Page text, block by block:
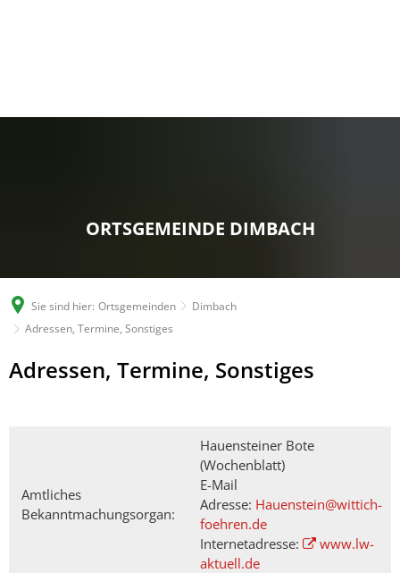
ORTSGEMEINDE DIMBACH
Sie sind hier: Ortsgemeinden
Dimbach
Adressen, Termine, Sonstiges
Adressen,
Adressen, Termine, Sonstiges
Amtliches
Bekanntmachungsorgan:
Hauensteiner Bote
(Wochenblatt)
E-Mail
Adresse: Hauenstein@wittich-
foehren.de
Internetadresse:
www.lw-
aktuell.de